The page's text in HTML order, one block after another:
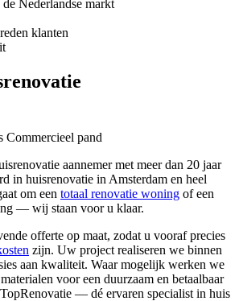
Nederlandse markt
klanten
Commercieel pand
aannemer met meer dan 20 jaar
in huisrenovatie in Amsterdam en heel
om een totaal renovatie woning of een
— wij staan voor u klaar.
offerte op maat, zodat u vooraf precies
zijn. Uw project realiseren we binnen
aan kwaliteit. Waar mogelijk werken we
voor een duurzaam en betaalbaar
— dé ervaren specialist in huis